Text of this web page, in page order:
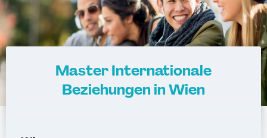
Master Internationale
Beziehungen in Wien